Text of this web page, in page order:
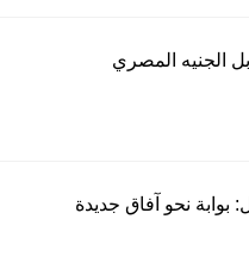
الجنيه المصري
بوابة نحو آفاق جديدة